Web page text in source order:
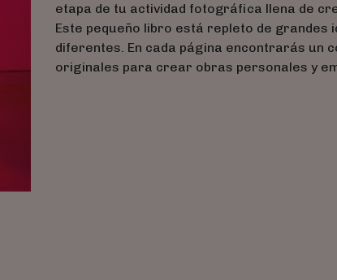
etapa de tu actividad fotográfica llena de
Este pequeño libro está repleto de grandes
diferentes. En cada página encontrarás un
originales para crear obras personales y